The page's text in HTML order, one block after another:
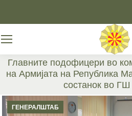
Главните подофицери во
на Армијата на Република
состанок во
ГЕНЕРАЛШТАБ